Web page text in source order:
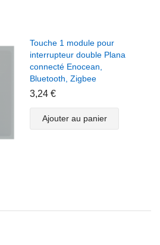
Touche 1 module pour
interrupteur double Plana
connecté Enocean,
Bluetooth, Zigbee
3,24 €
Ajouter au panier